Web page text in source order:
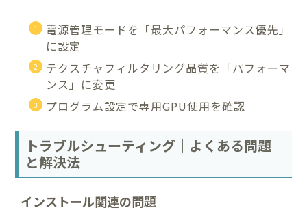
電源管理モードを「最大パフォーマンス優先」
に設定
テクスチャフィルタリング品質を「パフォーマ
ンス」に変更
プログラム設定で専用GPU使用を確認
トラブルシューティング｜よくある問題
と解決法
インストール関連の問題